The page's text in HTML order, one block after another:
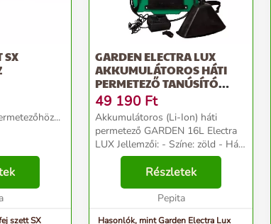
SX
szett SX
GARDEN ELECTRA LUX
AKKUMULÁTOROS HÁTI
PERMETEZŐ TANÚSÍTÓ
MATRICÁV...
49 190 Ft
Akkumulátoros (Li-Ion) háti
permetező GARDEN 16L Electra
LUX Jellemzői: - Színe: zöld - Háti
permetező - Tartály kapacitása: 16
liter - Maximális nyomás: 2-3 bar
- Akkumulátor: 12V / 7 Ah - 220V
Részletek
Pepita
Hasonlók, mint Garden Electra Lux